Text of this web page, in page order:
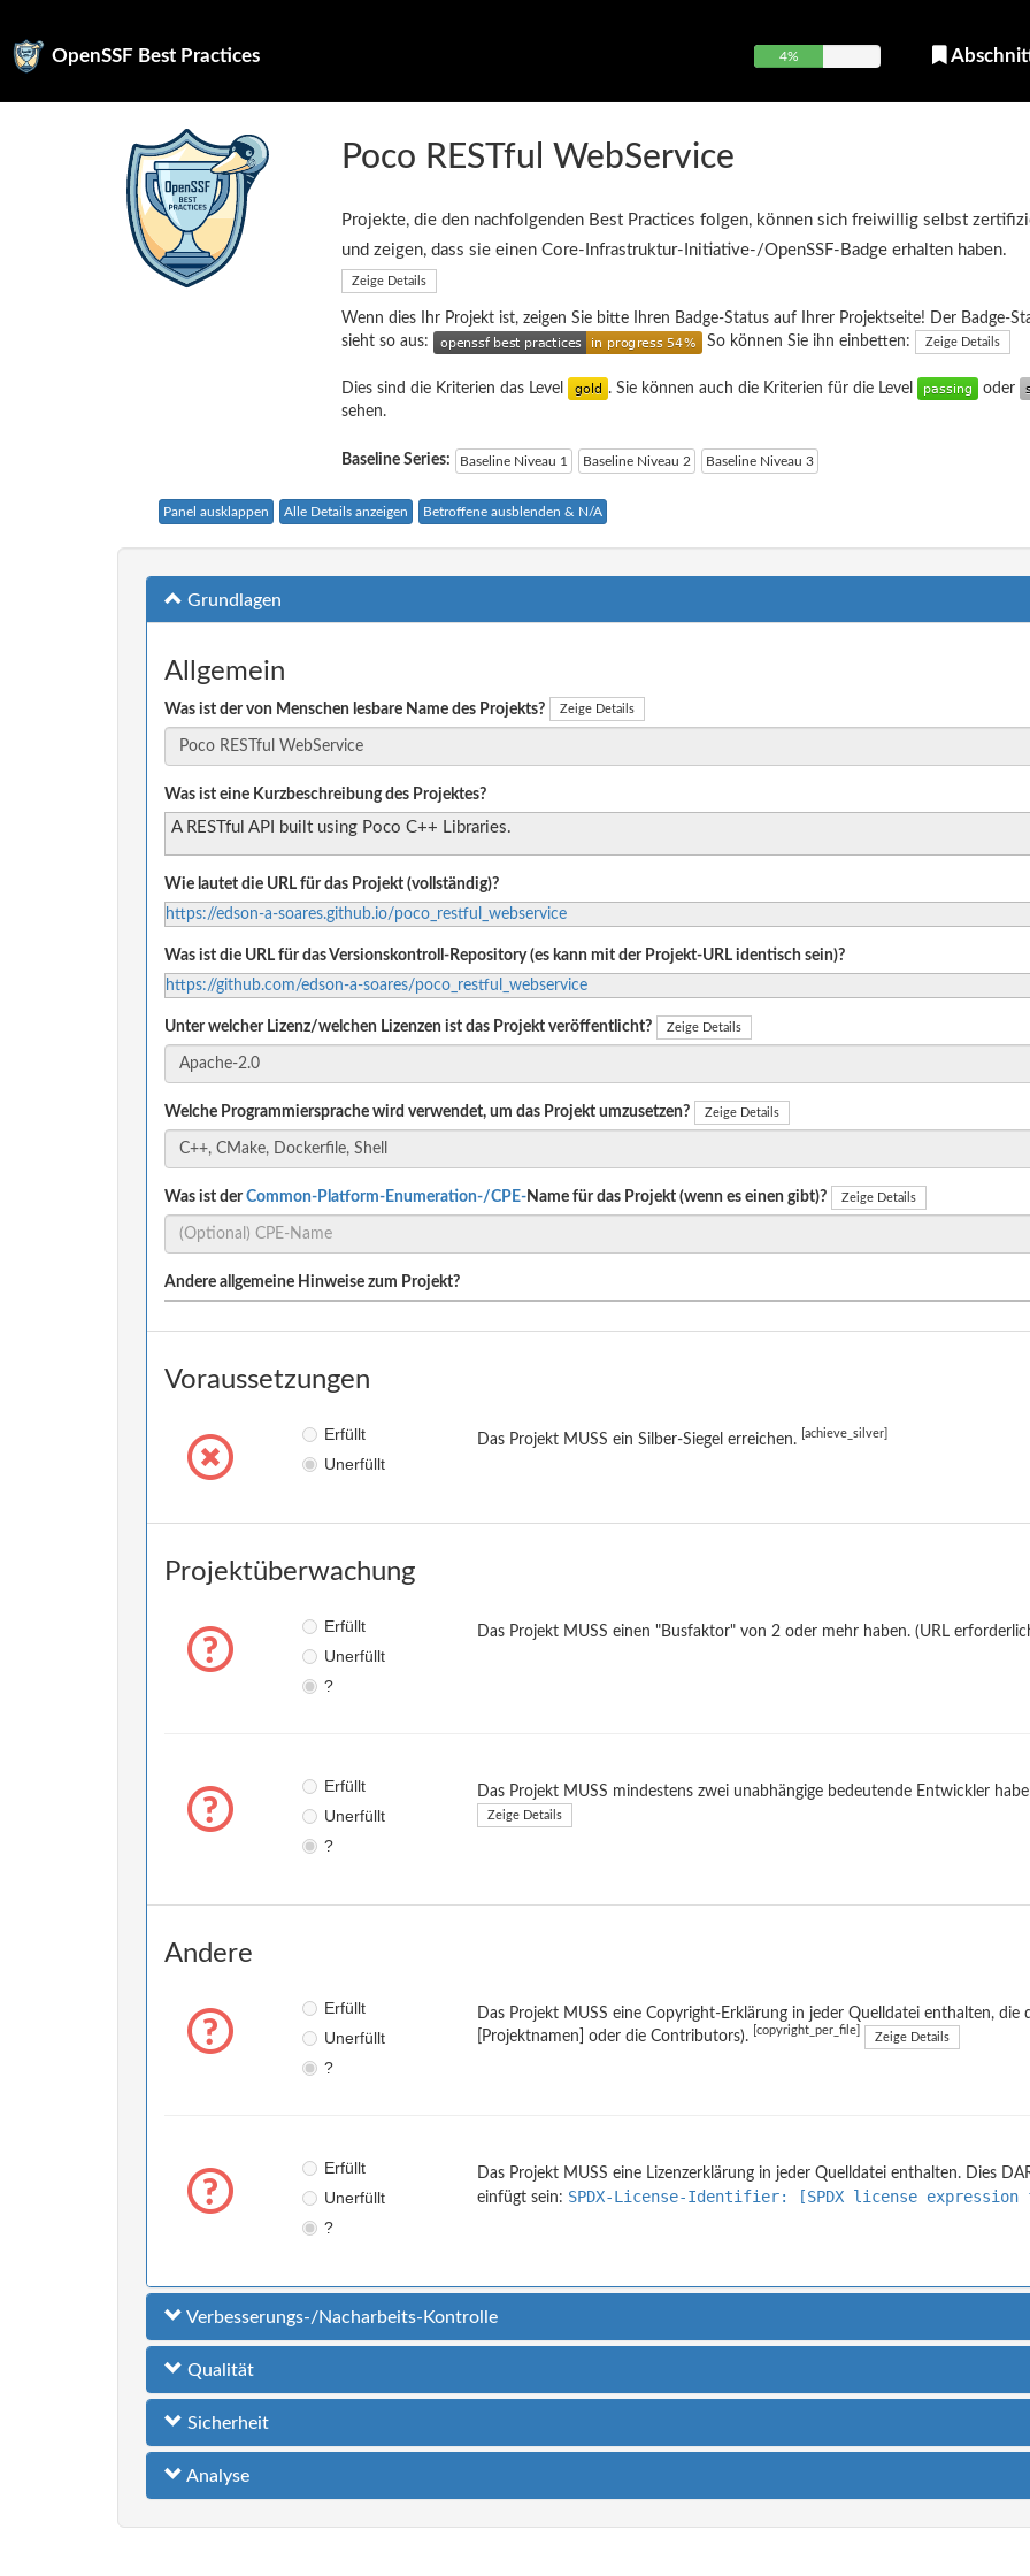
OpenSSF Best Practices 4%
Poco RESTful WebService
Projekte, die den nachfolgenden Best Practices folgen, können sich freiwillig selbst
und zeigen, dass sie einen Core-Infrastruktur-Initiative-/OpenSSF-Badge erhalten haben.
Zeige Details
Wenn dies Ihr Projekt ist, zeigen Sie bitte Ihren Badge-Status auf Ihrer Projektseite! Der Badge-
sieht so aus:
So können Sie ihn einbetten: Zeige Details
Dies sind die Kriterien das Level . Sie können auch die Kriterien für die Level
oder
sehen.
Baseline Series: Baseline Niveau 1 Baseline Niveau 2 Baseline Niveau 3
Panel ausklappen Alle Details anzeigen Betroffene ausblenden & N/A
Grundlagen
Allgemein
Was ist der von Menschen lesbare Name des Projekts? Zeige Details
Was ist eine Kurzbeschreibung des Projektes?
A RESTful API built using Poco C++ Libraries.
Wie lautet die URL für das Projekt (vollständig)?
https://edson-a-soares.github.io/poco_restful_webservice
Was ist die URL für das Versionskontroll-Repository (es kann mit der Projekt-URL identisch sein)?
https://github.com/edson-a-soares/poco_restful_webservice
Unter welcher Lizenz/welchen Lizenzen ist das Projekt veröffentlicht? Zeige Details
Welche Programmiersprache wird verwendet, um das Projekt umzusetzen? Zeige Details
Was ist derCommon-Platform-Enumeration-/CPE-Name für das Projekt (wenn es einen gibt)? Zeige Details
Andere allgemeine Hinweise zum Projekt?
Voraussetzungen
Erfüllt
Unerfüllt
Das Projekt MUSS ein Silber-Siegel erreichen. [achieve_silver]
Projektüberwachung
Erfüllt
Unerfüllt
?
Das Projekt MUSS einen "Busfaktor" von 2 oder mehr haben. (URL
Erfüllt
Unerfüllt
?
Das Projekt MUSS mindestens zwei unabhängige bedeutende Entwickler
Zeige Details
Andere
Erfüllt
Unerfüllt
?
Das Projekt MUSS eine Copyright-Erklärung in jeder Quelldatei enthalten,
[Projektnamen] oder die Contributors).
[copyright_per_file] Zeige Details
Erfüllt
Unerfüllt
?
Das Projekt MUSS eine Lizenzerklärung in jeder Quelldatei enthalten. Dies
einfügt sein: SPDX-License-Identifier: [SPDX license
Verbesserungs-/Nacharbeits-Kontrolle
Qualität
Sicherheit
Analyse